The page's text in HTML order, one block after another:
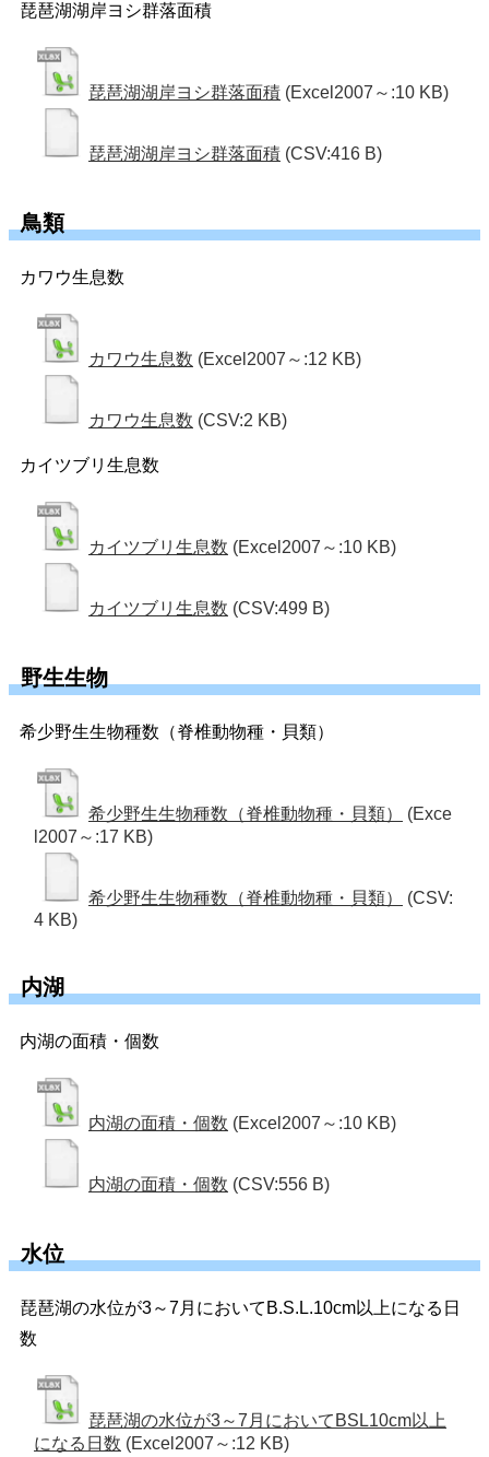
琵琶湖湖岸ヨシ群落面積
琵琶湖湖岸ヨシ群落面積 (Excel2007～:10 KB)
琵琶湖湖岸ヨシ群落面積 (CSV:416 B)
鳥類
カワウ生息数
カワウ生息数 (Excel2007～:12 KB)
カワウ生息数 (CSV:2 KB)
カイツブリ生息数
カイツブリ生息数 (Excel2007～:10 KB)
カイツブリ生息数 (CSV:499 B)
野生生物
希少野生生物種数（脊椎動物種・貝類）
希少野生生物種数（脊椎動物種・貝類）
(Exce
l2007～:17 KB)
希少野生生物種数（脊椎動物種・貝類）
(CSV:
4 KB)
内湖
内湖の面積・個数
内湖の面積・個数 (Excel2007～:10 KB)
内湖の面積・個数 (CSV:556 B)
水位
琵琶湖の水位が3～7月においてB.S.L.10cm以上になる日
数
琵琶湖の水位が3～7月においてBSL10cm以上
になる日数 (Excel2007～:12 KB)